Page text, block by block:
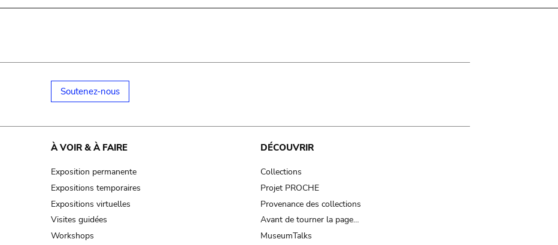
Soutenez-nous
À VOIR & À FAIRE
Exposition permanente
Expositions temporaires
Expositions virtuelles
Visites guidées
Workshops
DÉCOUVRIR
Collections
Projet PROCHE
Provenance des collections
Avant de tourner la page…
MuseumTalks